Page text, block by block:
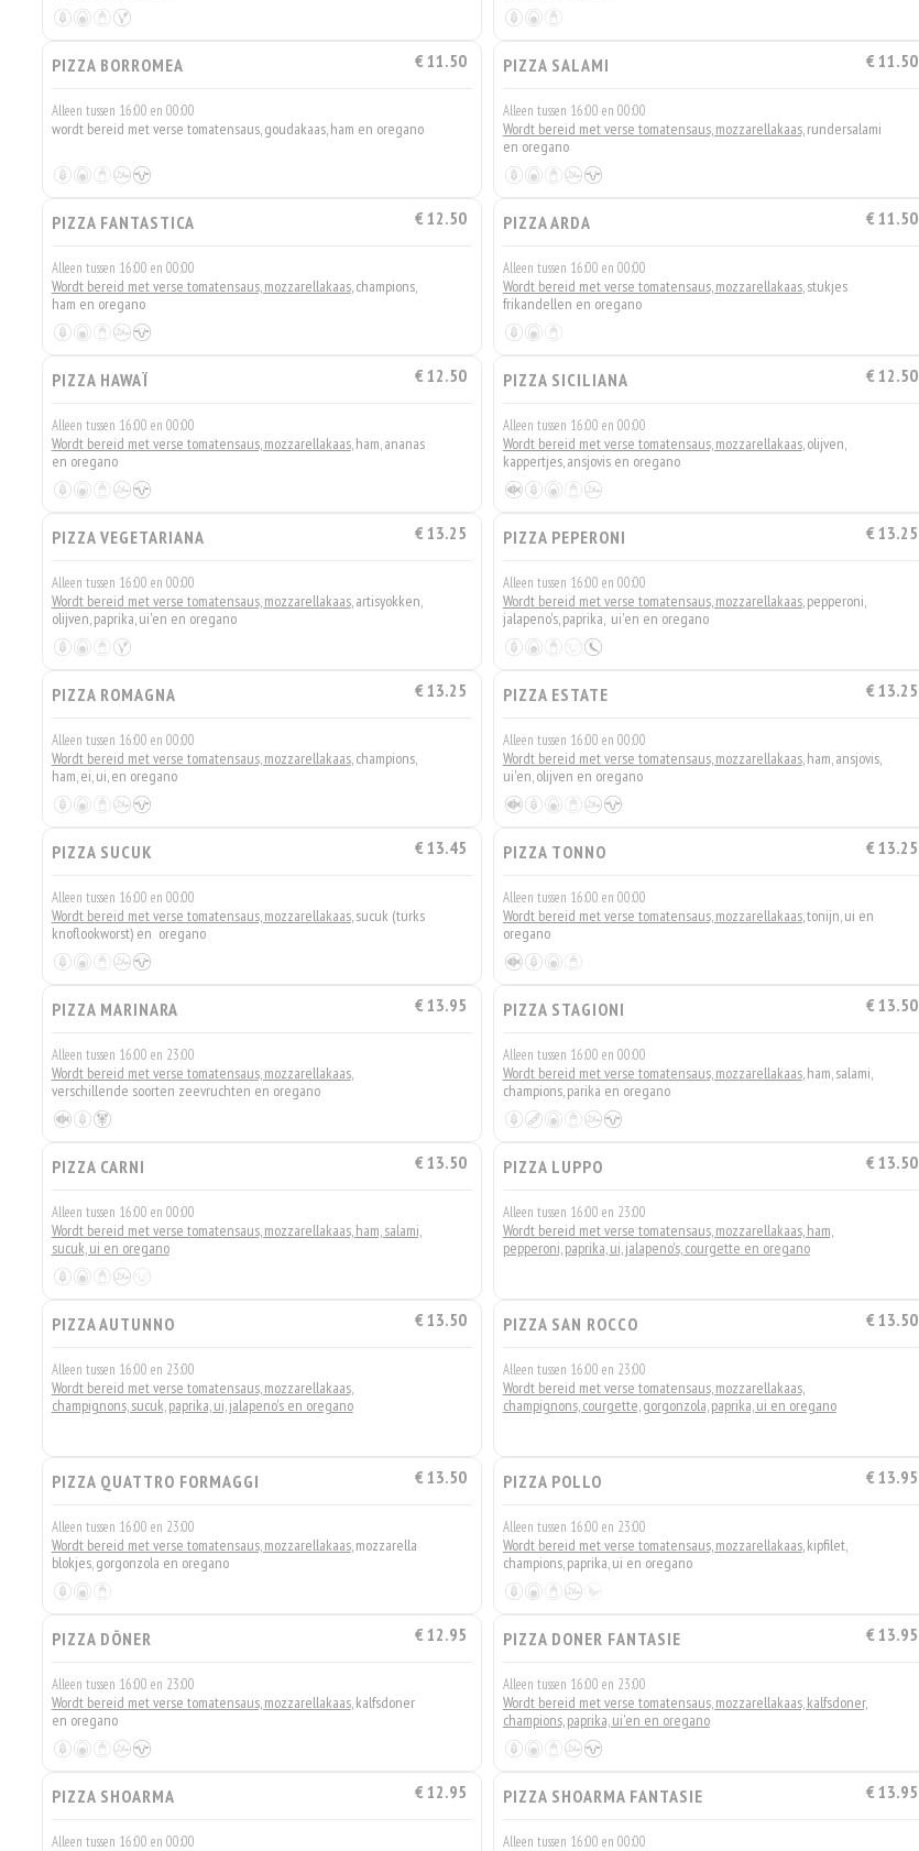
PIZZA BORROMEA € 11.50
Alleen tussen 16:00 en 00:00
wordt bereid met verse tomatensaus, goudakaas, ham en oregano
PIZZA SALAMI € 11.50
Alleen tussen 16:00 en 00:00
Wordt bereid met verse tomatensaus, mozzarellakaas,rundersalami
en oregano
PIZZA FANTASTICA € 12.50
Alleen tussen 16:00 en 00:00
Wordt bereid met verse tomatensaus, mozzarellakaas, champions,
ham en oregano
PIZZA ARDA € 11.50
Alleen tussen 16:00 en 00:00
Wordt bereid met verse tomatensaus, mozzarellakaas, stukjes
frikandellen en oregano
PIZZA HAWAÏ € 12.50
Alleen tussen 16:00 en 00:00
Wordt bereid met verse tomatensaus, mozzarellakaas, ham, ananas
en oregano
PIZZA SICILIANA € 12.50
Alleen tussen 16:00 en 00:00
Wordt bereid met verse tomatensaus, mozzarellakaas, olijven,
kappertjes, ansjovis en oregano
PIZZA VEGETARIANA € 13.25
Alleen tussen 16:00 en 00:00
Wordt bereid met verse tomatensaus, mozzarellakaas, artisyokken,
olijven, paprika, ui'en en oregano
PIZZA PEPERONI € 13.25
Alleen tussen 16:00 en 00:00
Wordt bereid met verse tomatensaus, mozzarellakaas, pepperoni,
jalapeno's, paprika, ui'en en oregano
PIZZA ROMAGNA € 13.25
Alleen tussen 16:00 en 00:00
Wordt bereid met verse tomatensaus, mozzarellakaas, champions,
ham, ei, ui, en oregano
PIZZA ESTATE € 13.25
Alleen tussen 16:00 en 00:00
Wordt bereid met verse tomatensaus, mozzarellakaas, ham, ansjovis,
ui'en, olijven en oregano
PIZZA SUCUK € 13.45
Alleen tussen 16:00 en 00:00
Wordt bereid met verse tomatensaus, mozzarellakaas, sucuk (turks
knoflookworst) en oregano
PIZZA TONNO € 13.25
Alleen tussen 16:00 en 00:00
Wordt bereid met verse tomatensaus, mozzarellakaas, tonijn, ui en
oregano
PIZZA MARINARA € 13.95
Alleen tussen 16:00 en 23:00
Wordt bereid met verse tomatensaus, mozzarellakaas,
verschillende soorten zeevruchten en oregano
PIZZA STAGIONI € 13.50
Alleen tussen 16:00 en 00:00
Wordt bereid met verse tomatensaus, mozzarellakaas, ham, salami,
champions, parika en oregano
PIZZA CARNI € 13.50
Alleen tussen 16:00 en 00:00
Wordt bereid met verse tomatensaus, mozzarellakaas, ham, salami,
sucuk, ui en oregano
PIZZA LUPPO € 13.50
Alleen tussen 16:00 en 23:00
Wordt bereid met verse tomatensaus, mozzarellakaas, ham,
pepperoni, paprika, ui, jalapeno's, courgette en oregano
PIZZA AUTUNNO € 13.50
Alleen tussen 16:00 en 23:00
Wordt bereid met verse tomatensaus, mozzarellakaas,
champignons, sucuk, paprika, ui, jalapeno's en oregano
PIZZA SAN ROCCO € 13.50
Alleen tussen 16:00 en 23:00
Wordt bereid met verse tomatensaus, mozzarellakaas,
champignons, courgette, gorgonzola, paprika, ui en oregano
PIZZA QUATTRO FORMAGGI € 13.50
Alleen tussen 16:00 en 23:00
Wordt bereid met verse tomatensaus, mozzarellakaas, mozzarella
blokjes, gorgonzola en oregano
PIZZA POLLO € 13.95
Alleen tussen 16:00 en 23:00
Wordt bereid met verse tomatensaus, mozzarellakaas, kipfilet,
champions, paprika, ui en oregano
PIZZA DÖNER € 12.95
Alleen tussen 16:00 en 23:00
Wordt bereid met verse tomatensaus, mozzarellakaas, kalfsdoner
en oregano
PIZZA DONER FANTASIE € 13.95
Alleen tussen 16:00 en 23:00
Wordt bereid met verse tomatensaus, mozzarellakaas, kalfsdoner,
champions, paprika, ui'en en oregano
PIZZA SHOARMA € 12.95
Alleen tussen 16:00 en 00:00
PIZZA SHOARMA FANTASIE € 13.95
Alleen tussen 16:00 en 00:00